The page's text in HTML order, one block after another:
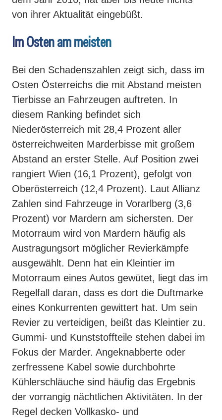
von ihrer Aktualität eingebüßt.
Im Osten am meisten
Bei den Schadenszahlen zeigt sich, dass im
Osten Österreichs die mit Abstand meisten
Tierbisse an Fahrzeugen auftreten. In
diesem Ranking befindet sich
Niederösterreich mit 28,4 Prozent aller
österreichweiten Marderbisse mit großem
Abstand an erster Stelle. Auf Position zwei
rangiert Wien (16,1 Prozent), gefolgt von
Oberösterreich (12,4 Prozent). Laut Allianz
Zahlen sind Fahrzeuge in Vorarlberg (3,6
Prozent) vor Mardern am sichersten. Der
Motorraum wird von Mardern häufig als
Austragungsort möglicher Revierkämpfe
ausgewählt. Denn hat ein Kleintier im
Motorraum eines Autos gewütet, liegt das im
Regelfall daran, dass es dort die Duftmarke
eines Konkurrenten gewittert hat. Um sein
Revier zu verteidigen, beißt das Kleintier zu.
Gummi- und Kunststoffteile stehen dabei im
Fokus der Marder. Angeknabberte oder
zerfressene Kabel sowie durchbohrte
Kühlerschläuche sind häufig das Ergebnis
der vorrangig nächtlichen Aktivitäten. In der
Regel decken Vollkasko- und